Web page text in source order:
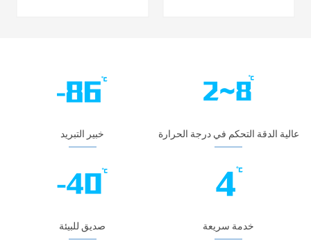
خبير التبريد عالية الدقة التحكم في درجة الحرارة
صديق للبيئة خدمة سريعة